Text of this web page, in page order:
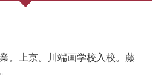
。上京。川端画学校入校。藤